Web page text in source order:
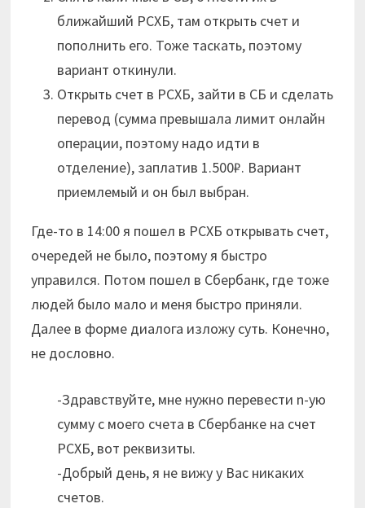
ближайший РСХБ, там открыть счет и
пополнить его. Тоже таскать, поэтому
вариант откинули.
Открыть счет в РСХБ, зайти в СБ и сделать
перевод (сумма превышала лимит онлайн
операции, поэтому надо идти в
отделение), заплатив 1.500₽. Вариант
приемлемый и он был выбран.
Где-то в 14:00 я пошел в РСХБ открывать счет,
очередей не было, поэтому я быстро
управился. Потом пошел в Сбербанк, где тоже
людей было мало и меня быстро приняли.
Далее в форме диалога изложу суть. Конечно,
не дословно.
Здравствуйте, мне нужно перевести n-ую
сумму с моего счета в Сбербанке на счет
РСХБ, вот реквизиты.
Добрый день, я не вижу у Вас никаких
счетов.